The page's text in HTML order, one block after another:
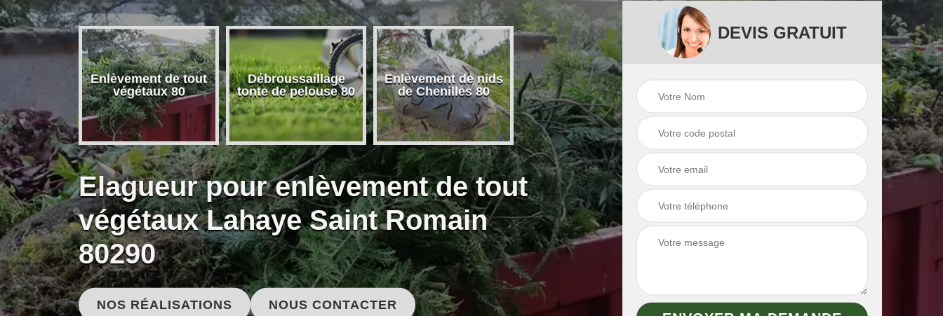
Enlèvement de tout
végétaux 80
Débroussaillage
tonte de pelouse 80
Enlèvement de nids
de Chenilles 80
Dessouchage arbre
et haie 80
Entreprise abattage
Entreprise de
jardinage 80
Elagueur pour enlèvement de tout
végétaux Lahaye Saint Romain
80290
NOS RÉALISATIONS NOUS CONTACTER
DEVIS GRATUIT